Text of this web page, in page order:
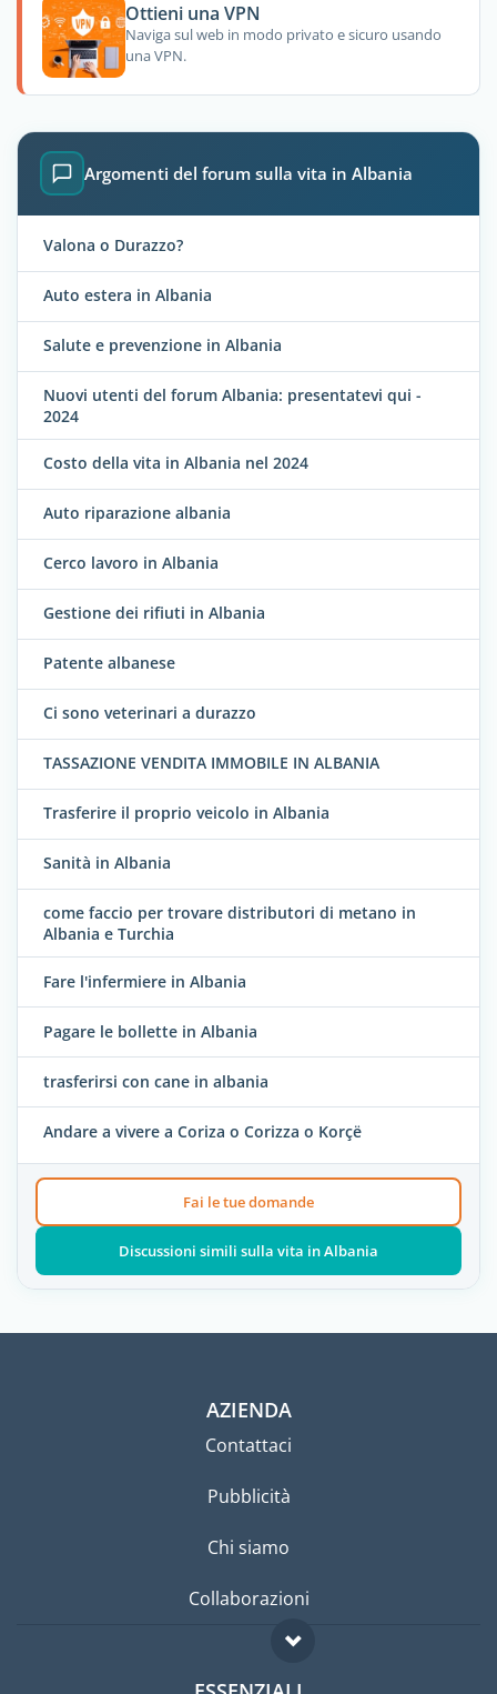
Ottieni una VPN
Naviga sul web in modo privato e sicuro usando
una VPN.
Argomenti del forum sulla vita in Albania
Valona o Durazzo?
Auto estera in Albania
Salute e prevenzione in Albania
Nuovi utenti del forum Albania: presentatevi qui -
2024
Costo della vita in Albania nel 2024
Auto riparazione albania
Cerco lavoro in Albania
Gestione dei rifiuti in Albania
Patente albanese
Ci sono veterinari a durazzo
TASSAZIONE VENDITA IMMOBILE IN ALBANIA
Trasferire il proprio veicolo in Albania
Sanità in Albania
come faccio per trovare distributori di metano in
Albania e Turchia
Fare l'infermiere in Albania
Pagare le bollette in Albania
trasferirsi con cane in albania
Andare a vivere a Coriza o Corizza o Korçë
Fai le tue domande
Discussioni simili sulla vita in Albania
AZIENDA
Contattaci
Pubblicità
Chi siamo
Collaborazioni